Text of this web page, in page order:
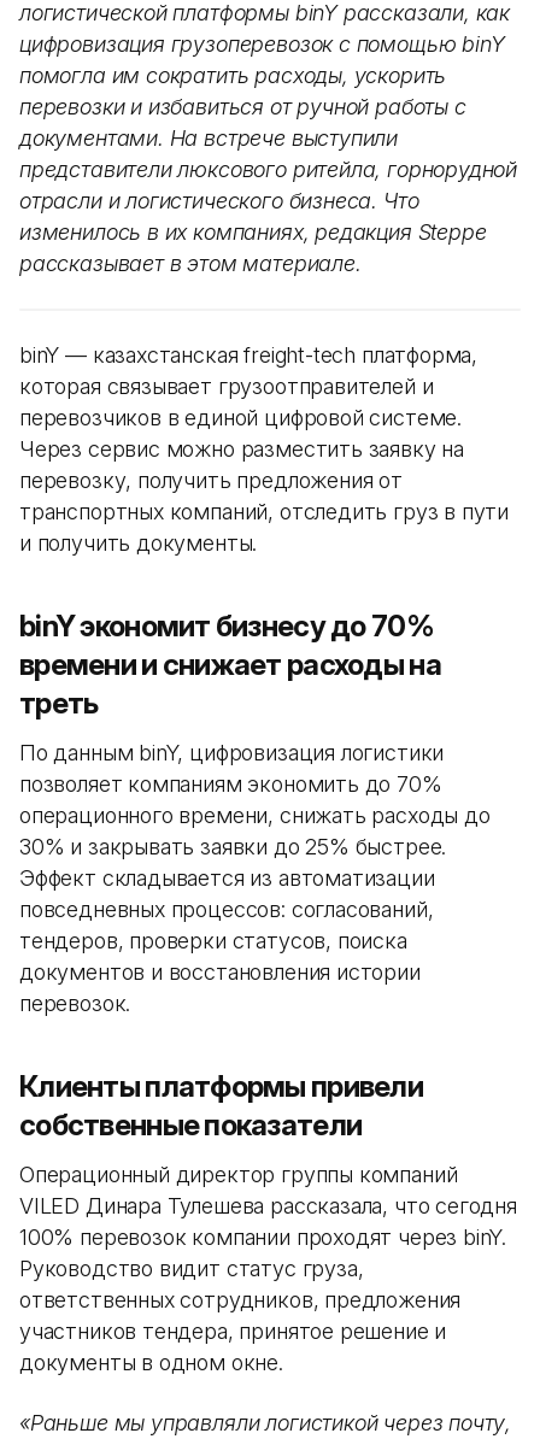
логистической платформы binY рассказали, как
цифровизация грузоперевозок с помощью binY
помогла им сократить расходы, ускорить
перевозки и избавиться от ручной работы с
документами. На встрече выступили
представители люксового ритейла, горнорудной
отрасли и логистического бизнеса. Что
изменилось в их компаниях, редакция Steppe
рассказывает в этом материале.
binY — казахстанская freight-tech платформа,
которая связывает грузоотправителей и
перевозчиков в единой цифровой системе.
Через сервис можно разместить заявку на
перевозку, получить предложения от
транспортных компаний, отследить груз в пути
и получить документы.
binY экономит бизнесу до 70%
времени и снижает расходы на
треть
По данным binY, цифровизация логистики
позволяет компаниям экономить до 70%
операционного времени, снижать расходы до
30% и закрывать заявки до 25% быстрее.
Эффект складывается из автоматизации
повседневных процессов: согласований,
тендеров, проверки статусов, поиска
документов и восстановления истории
перевозок.
Клиенты платформы привели
собственные показатели
Операционный директор группы компаний
VILED Динара Тулешева рассказала, что сегодня
100% перевозок компании проходят через binY.
Руководство видит статус груза,
ответственных сотрудников, предложения
участников тендера, принятое решение и
документы в одном окне.
«Раньше мы управляли логистикой через почту,